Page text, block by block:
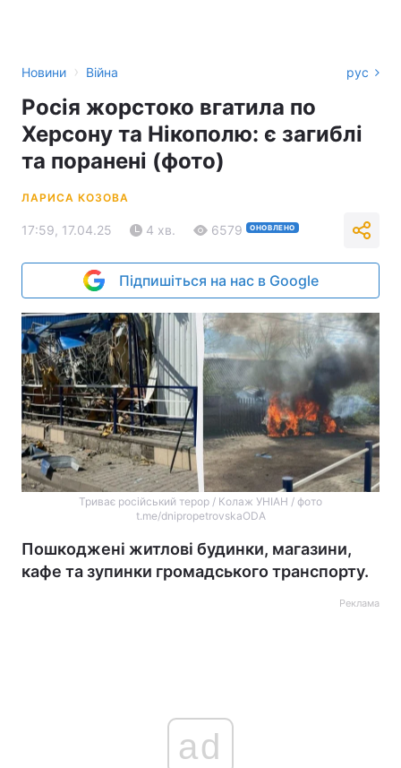
Новини › Війна рус
Росія жорстоко вгатила по
Херсону та Нікополю: є загиблі
та поранені (фото)
ЛАРИСА КОЗОВА
17:59, 17.04.25 4 хв. 6579 ОНОВЛЕНО
Підпишіться на нас в Google
Триває російський терор / Колаж УНІАН / фото
t.me/dnipropetrovskaODA
Пошкоджені житлові будинки, магазини,
кафе та зупинки громадського транспорту.
Реклама
ad